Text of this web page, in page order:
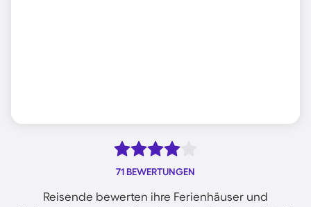
71 BEWERTUNGEN
Reisende bewerten ihre Ferienhäuser und